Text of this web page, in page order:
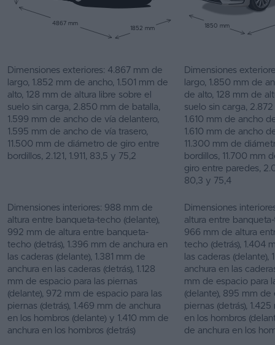
4867 mm
1852 mm 1850 mm
Dimensiones exteriores: 4.867 mm de
largo, 1.852 mm de ancho, 1.501 mm de
alto, 128 mm de altura libre sobre el
suelo sin carga, 2.850 mm de batalla,
1.599 mm de ancho de vía delantero,
1.595 mm de ancho de vía trasero,
11.500 mm de diámetro de giro entre
bordillos, 2.121, 1.911, 83,5 y 75,2
Dimensiones
largo, 1.850 mm de
de alto, 128 mm de
suelo sin carga,
1.610 mm de ancho
1.610 mm de ancho
11.300 mm de
bordillos, 11.700 mm
giro entre paredes,
80,3 y 75,4
Dimensiones interiores: 988 mm de
altura entre banqueta-techo (delante),
992 mm de altura entre banqueta-
techo (detrás), 1.396 mm de anchura en
las caderas (delante), 1.381 mm de
anchura en las caderas (detrás), 1.128
mm de espacio para las piernas
(delante), 972 mm de espacio para las
piernas (detrás), 1.469 mm de anchura
en los hombros (delante) y 1.410 mm de
anchura en los hombros (detrás)
Dimensiones
altura entre
966 mm de altura
techo (detrás), 1.404
las caderas (delante),
anchura en las
mm de espacio para
(delante), 895 mm de
piernas (detrás),
en los hombros
de anchura en los